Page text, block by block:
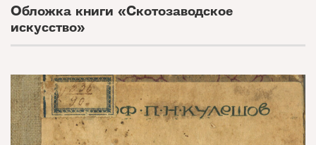
Обложка книги «Скотозаводское
искусство»